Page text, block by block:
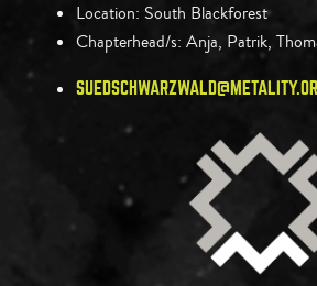
Location: South Blackforest
Chapterhead/s: Anja, Patrik,